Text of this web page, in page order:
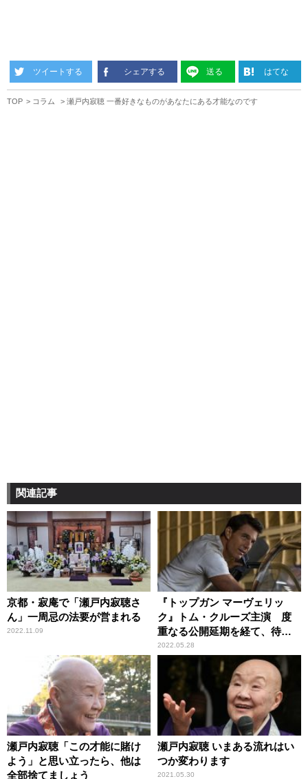
ツイートする シェアする 送る はてな
TOP コラム 瀬戸内寂聴 一番好きなものがあなたにある才能なのです
関連記事
京都・寂庵で「瀬戸内寂聴さ
ん」一周忌の法要が営まれる
2022.11.09
『トップガン マーヴェリッ
ク』トム・クルーズ主演 度
重なる公開延期を経て、待望
のスクリーンへ
2022.05.28
瀬戸内寂聴「この才能に賭け
よう」と思い立ったら、他は
全部捨てましょう
瀬戸内寂聴 いまある流れはい
つか変わります
2021.05.30